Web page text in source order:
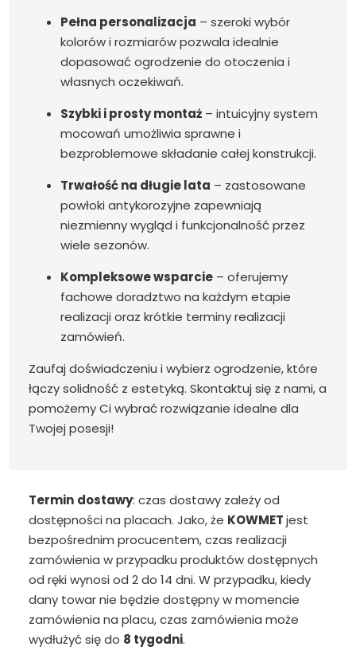
Pełna personalizacja – szeroki wybór
kolorów i rozmiarów pozwala idealnie
dopasować ogrodzenie do otoczenia i
własnych oczekiwań.
Szybki i prosty montaż – intuicyjny system
mocowań umożliwia sprawne i
bezproblemowe składanie całej konstrukcji.
Trwałość na długie lata – zastosowane
powłoki antykorozyjne zapewniają
niezmienny wygląd i funkcjonalność przez
wiele sezonów.
Kompleksowe wsparcie – oferujemy
fachowe doradztwo na każdym etapie
realizacji oraz krótkie terminy realizacji
zamówień.
Zaufaj doświadczeniu i wybierz ogrodzenie, które
łączy solidność z estetyką. Skontaktuj się z nami, a
pomożemy Ci wybrać rozwiązanie idealne dla
Twojej posesji!
Termin dostawy: czas dostawy zależy od
dostępności na placach. Jako, że KOWMETjest
bezpośrednim procucentem, czas realizacji
zamówienia w przypadku produktów dostępnych
od ręki wynosi od 2 do 14 dni. W przypadku, kiedy
dany towar nie będzie dostępny w momencie
zamówienia na placu, czas zamówienia może
wydłużyć się do 8 tygodni.